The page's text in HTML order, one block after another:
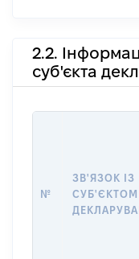
2.2.
суб'єкта
№
ЗВ'ЯЗОК ІЗ
СУБ'ЄКТОМ